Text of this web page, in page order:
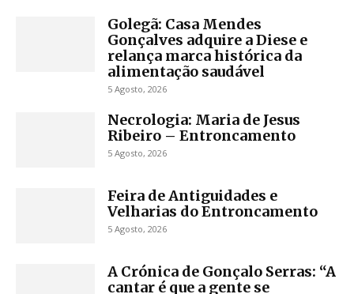
Golegã: Casa Mendes
Gonçalves adquire a Diese e
relança marca histórica da
alimentação saudável
5 Agosto, 2026
Necrologia: Maria de Jesus
Ribeiro – Entroncamento
5 Agosto, 2026
Feira de Antiguidades e
Velharias do Entroncamento
5 Agosto, 2026
A Crónica de Gonçalo Serras: “A
cantar é que a gente se